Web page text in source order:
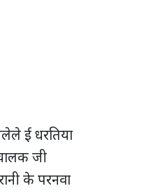
ई धरतिया
जी
के परनवा